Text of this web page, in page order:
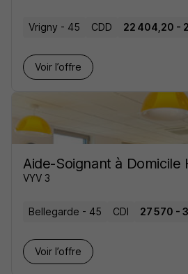
Vrigny - 45 CDD 22 404,20 -
Voir l’offre
Aide-Soignant à Domicile
VYV 3
Bellegarde - 45 CDI 27 570 -
Voir l’offre